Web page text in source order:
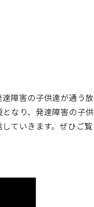
障害の子供達が通う放
なり、発達障害の子供
ていきます。ぜひご覧